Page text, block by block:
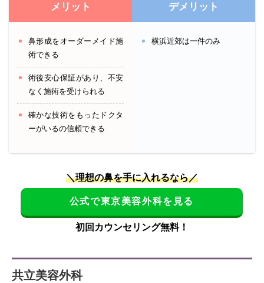
メリット
鼻形成をオーダーメイド施
術できる
術後安心保証があり、不安
なく施術を受けられる
確かな技術をもったドクタ
ーがいるの信頼できる
デメリット
横浜近郊は一件のみ
＼理想の鼻を手に入れるなら／
公式で東京美容外科を見る
初回カウンセリング無料！
共立美容外科